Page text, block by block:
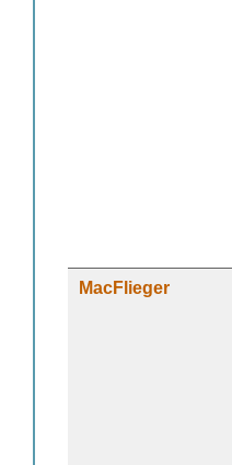
MacFlieger